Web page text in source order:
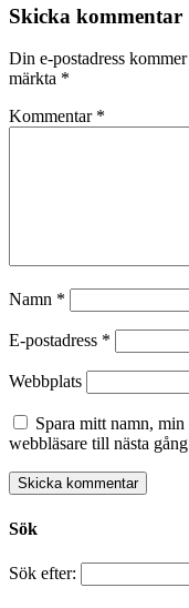
Skicka kommentar
Din e-postadress
märkta *
Kommentar *
Namn *
E-postadress *
Webbplats
Spara mitt namn, min
webbläsare till nästa
Sök
Sök efter: